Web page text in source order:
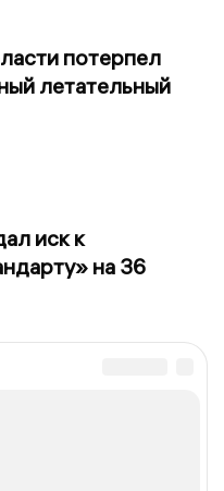
потерпел
летательный
иск к
на 36